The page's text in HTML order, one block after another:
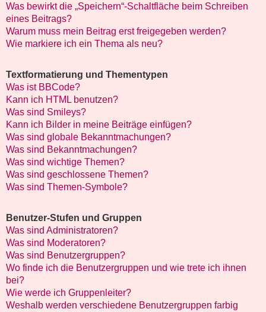
Was bewirkt die „Speichern“-Schaltfläche beim Schreiben
eines Beitrags?
Warum muss mein Beitrag erst freigegeben werden?
Wie markiere ich ein Thema als neu?
Textformatierung und Thementypen
Was ist BBCode?
Kann ich HTML benutzen?
Was sind Smileys?
Kann ich Bilder in meine Beiträge einfügen?
Was sind globale Bekanntmachungen?
Was sind Bekanntmachungen?
Was sind wichtige Themen?
Was sind geschlossene Themen?
Was sind Themen-Symbole?
Benutzer-Stufen und Gruppen
Was sind Administratoren?
Was sind Moderatoren?
Was sind Benutzergruppen?
Wo finde ich die Benutzergruppen und wie trete ich ihnen
bei?
Wie werde ich Gruppenleiter?
Weshalb werden verschiedene Benutzergruppen farbig